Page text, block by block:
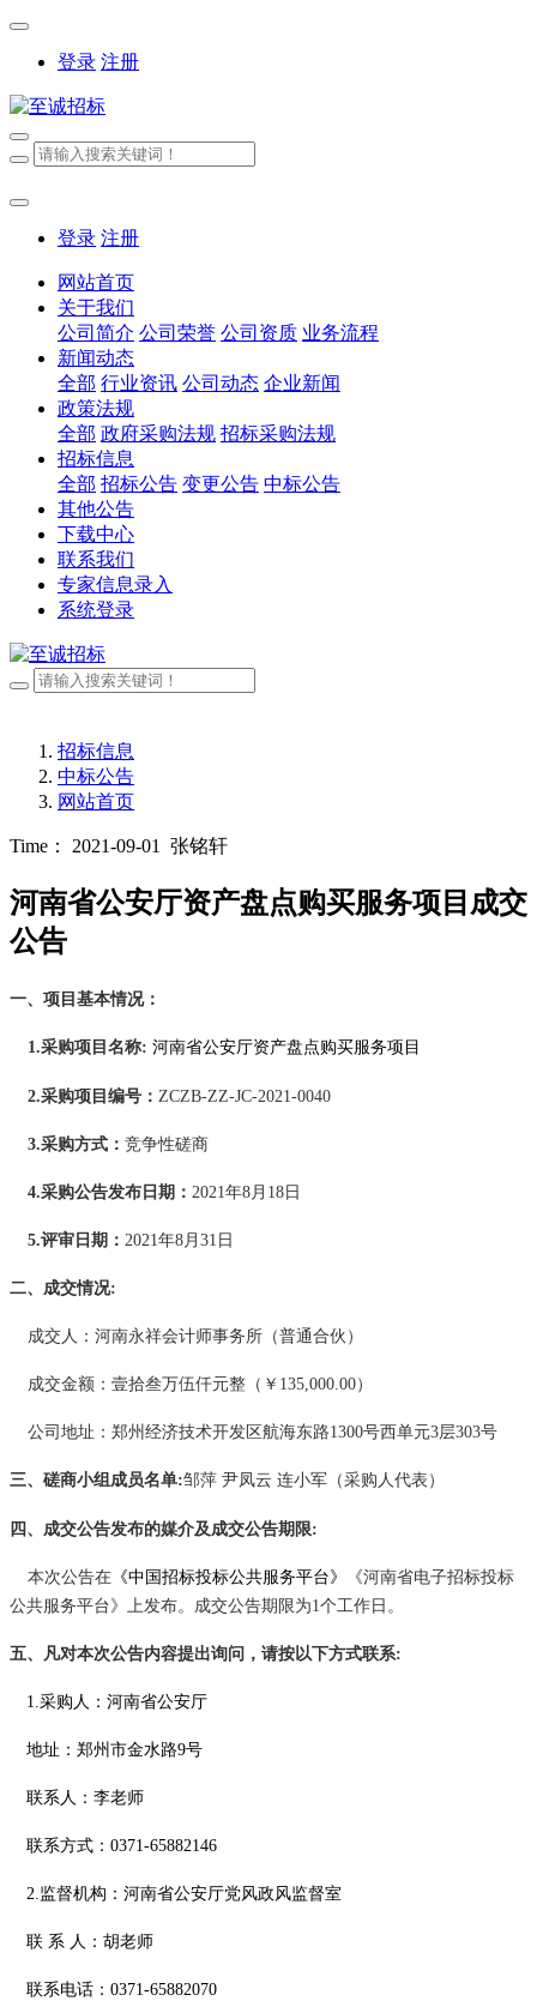
登录 注册
登录 注册
网站首页
关于我们
公司简介 公司荣誉 公司资质 业务流程
新闻动态
全部 行业资讯 公司动态 企业新闻
政策法规
全部 政府采购法规 招标采购法规
招标信息
全部 招标公告 变更公告 中标公告
其他公告
下载中心
联系我们
专家信息录入
系统登录
招标信息
中标公告
网站首页
Time： 2021-09-01 张铭轩
河南省公安厅资产盘点购买服务项目成交
公告
一、项目基本情况：
1.采购项目名称: 河南省公安厅资产盘点购买服务项目
2.采购项目编号： ZCZB-ZZ-JC-2021-0040
3.采购方式： 竞争性磋商
4.采购公告发布日期： 2021年8月 18 日
5.评审日期： 2021年8月31 日
二、成交情况:
成交人 ：河南永祥会计师事务所（普通合伙）
成交金额 ：壹拾叁万伍仟元整（￥ 135,000.00）
公司地址：郑州经济技术开发区航海东路1300号西单元3层303号
三、 磋商小组成员名单:邹萍 尹凤云 连小军（采购人代表 ）
四 、成交公告发布的媒介及成交公告期限:
本次公告在 《中国招标投标公共服务平台》
《河南省电子招标投标
公共服务平台》上发布。成交公告期限为1个工作日。
五、凡对本次公告内容提出询问，请按以下方式联系:
1.采购人：河南省公安厅
地址：郑州市金水路9号
联系人： 李老师
联系方式： 0371-65882146
2.监督机构：河南省公安厅党风政风监督室
联 系 人： 胡老师
联系电话： 0371-65882070